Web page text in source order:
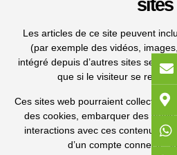
sites
Les articles de ce site peuvent
(par exemple des vidéos,
intégré depuis d’autres sites se
que si le visiteur se rendait
Ces sites web pourraient collecter
des cookies, embarquer des
interactions avec ces contenus
d’un compte connecté